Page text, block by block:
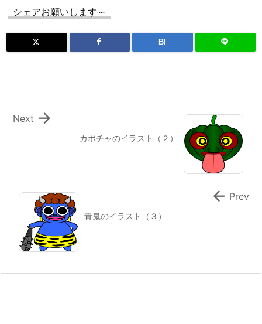
シェアお願いします～
B!
カボチャのイラスト（２）

Next
青鬼のイラスト（３）
 Prev